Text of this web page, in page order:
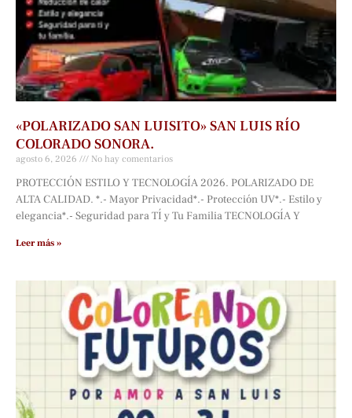
«POLARIZADO SAN LUISITO» SAN LUIS RÍO
COLORADO SONORA.
agosto 6, 2026 No hay comentarios
PROTECCIÓN ESTILO Y TECNOLOGÍA 2026. POLARIZADO DE
ALTA CALIDAD. *.- Mayor Privacidad*.- Protección UV*.- Estilo y
elegancia*.- Seguridad para TÍ y Tu Familia TECNOLOGÍA Y
Leer más »